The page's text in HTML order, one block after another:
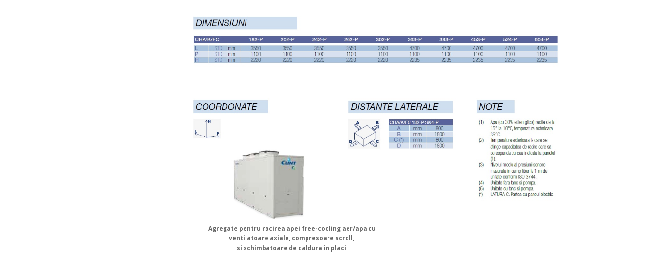
Agregate pentru racirea apei free-cooling aer/apa cu
ventilatoare axiale, compresoare scroll,
si schimbatoare de caldura in placi